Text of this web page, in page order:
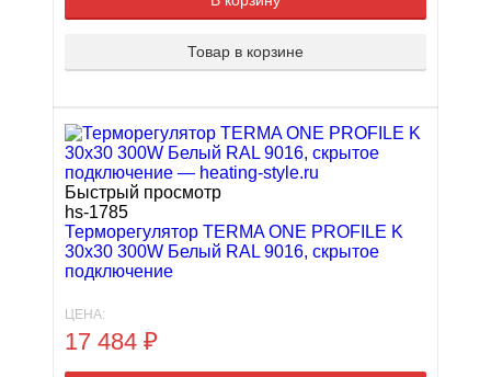
Товар в корзине
Быстрый просмотр
hs-1785
Терморегулятор TERMA ONE PROFILE K
30x30 300W Белый RAL 9016, скрытое
подключение
ЦЕНА:
17 484 ₽